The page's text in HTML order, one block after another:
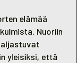
elämää
Nuoriin
yleisiksi, että